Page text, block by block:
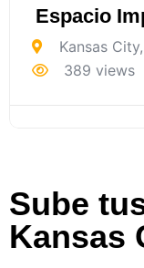
Espacio
Kansas City,
389 views
Sube
Kansas